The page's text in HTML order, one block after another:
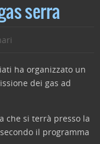
serra
ha organizzato un
dei gas ad
che si terrà presso la
il programma